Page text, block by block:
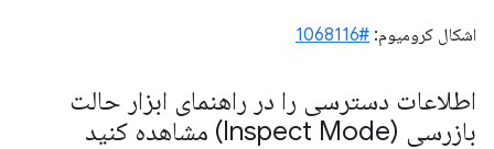
اشکال کرومیوم: #1068116
اطلاعات دسترسی را در راهنمای ابزار حالت
بازرسی (Inspect Mode) مشاهده کنید